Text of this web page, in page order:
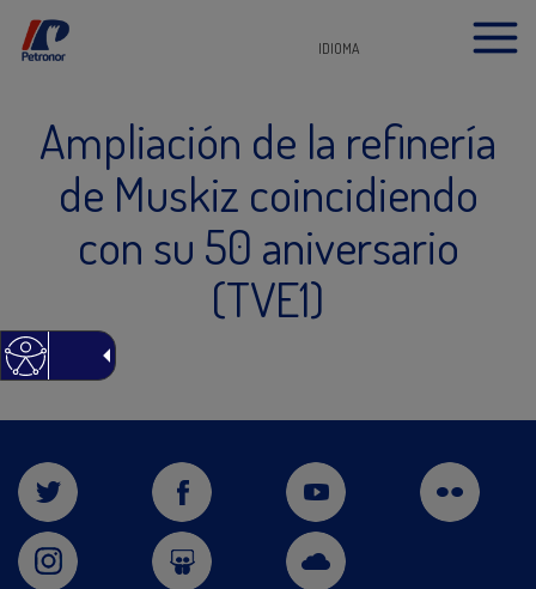
IDIOMA
Ampliación de la refinería
de Muskiz coincidiendo
con su 50 aniversario
(TVE1)